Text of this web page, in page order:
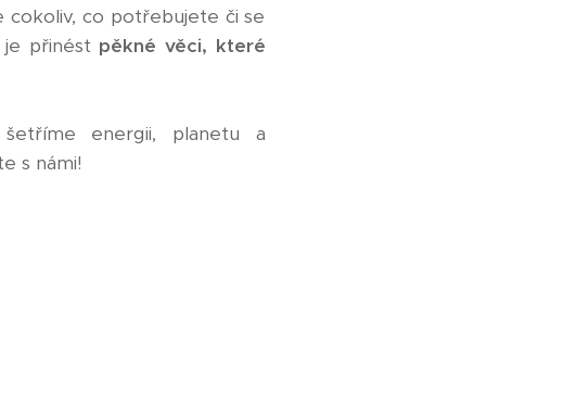
co potřebujete či se
přinést pěkné věci, které
energii, planetu a
s námi!